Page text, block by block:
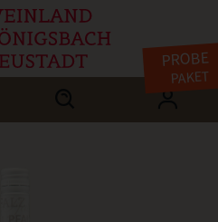
PROBE
PAKET